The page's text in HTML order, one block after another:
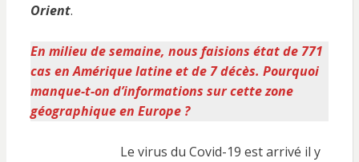
Orient.
En milieu de semaine, nous faisions état de 771
cas en Amérique latine et de 7 décès. Pourquoi
manque-t-on d’informations sur cette zone
géographique en Europe ?
Le virus du Covid-19 est arrivé il y